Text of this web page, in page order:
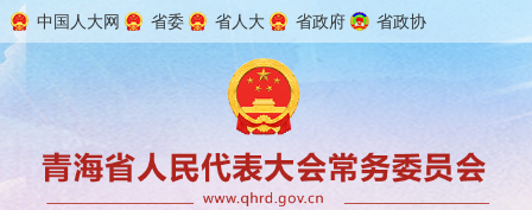
中国人大网 省委 省人大 省政府 省政协